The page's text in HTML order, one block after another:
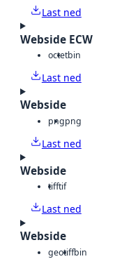
Last ned
Webside ECW
octetbin
Last ned
Webside
pngpng
Last ned
Webside
tifftif
Last ned
Webside
geotiffbin